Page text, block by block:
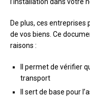
De plus, ces
de vos biens. Ce
raisons :
Il permet de vérifier
transport
Il sert de base pour